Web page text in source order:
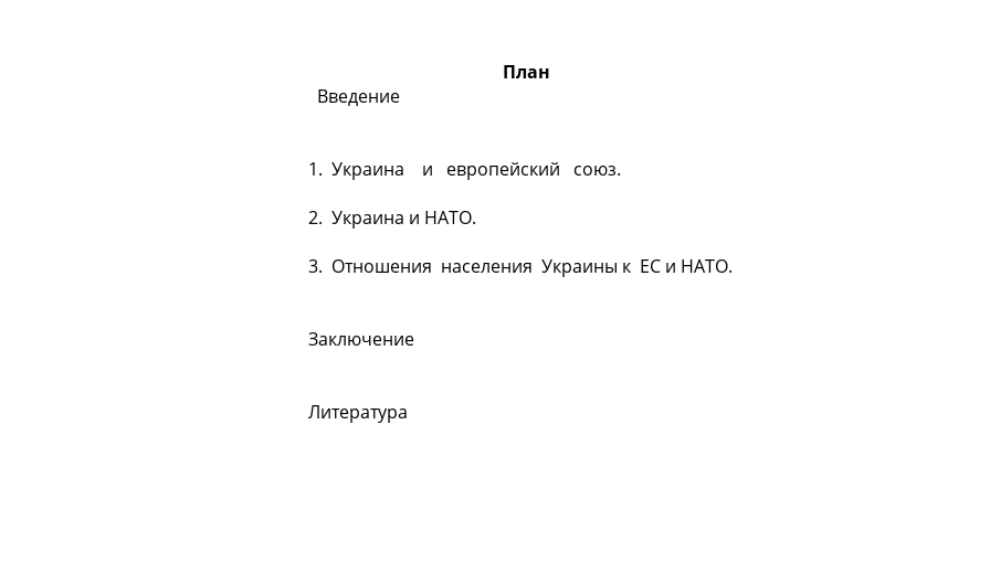
План
Введение
1. Украина и европейский союз.
2. Украина и НАТО.
3. Отношения населения Украины к ЕС и НАТО.
Заключение
Литература